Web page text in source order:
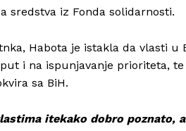
O nama
Kontakt
sredstva iz Fonda solidarnosti.
Habota je istakla da vlasti
i na ispunjavanje prioriteta,
sa BiH.
itekako dobro poznato,